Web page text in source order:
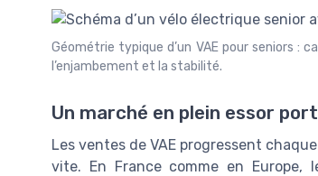
Géométrie typique d’un VAE pour seniors
l’enjambement et la stabilité.
Un marché en plein essor
Les ventes de VAE progressent
vite. En France comme en